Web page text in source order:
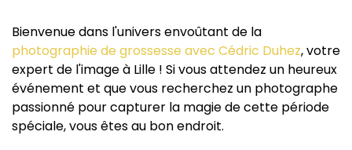
Bienvenue dans l'univers envoûtant de la
photographie de grossesse avec Cédric Duhez, votre
expert de l'image à Lille ! Si vous attendez un heureux
événement et que vous recherchez un photographe
passionné pour capturer la magie de cette période
spéciale, vous êtes au bon endroit.